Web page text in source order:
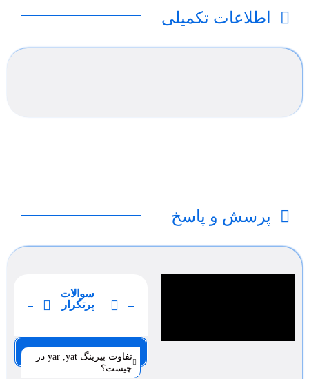
اطلاعات تکمیلی
پرسش و پاسخ
سوالات
پرتکرار
صفحه 1
تفاوت بیرینگ yar ,yat در
چیست؟